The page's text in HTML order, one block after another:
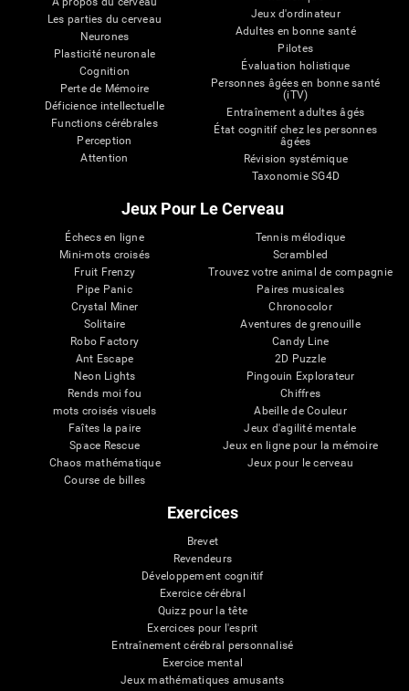
Les parties du cerveau
Neurones
Plasticité neuronale
Cognition
Perte de Mémoire
Déficience intellectuelle
Functions cérébrales
Perception
Attention
Jeux d'ordinateur
Adultes en bonne santé
Pilotes
Évaluation holistique
Personnes âgées en bonne santé
(iTV)
Entraînement adultes âgés
État cognitif chez les personnes
âgées
Révision systémique
Taxonomie SG4D
Jeux Pour Le Cerveau
Échecs en ligne
Mini-mots croisés
Fruit Frenzy
Pipe Panic
Crystal Miner
Solitaire
Robo Factory
Ant Escape
Neon Lights
Rends moi fou
mots croisés visuels
Faîtes la paire
Space Rescue
Chaos mathématique
Course de billes
Tennis mélodique
Scrambled
Trouvez votre animal de compagnie
Paires musicales
Chronocolor
Aventures de grenouille
Candy Line
2D Puzzle
Pingouin Explorateur
Chiffres
Abeille de Couleur
Jeux d'agilité mentale
Jeux en ligne pour la mémoire
Jeux pour le cerveau
Exercices
Brevet
Revendeurs
Développement cognitif
Exercice cérébral
Quizz pour la tête
Exercices pour l'esprit
Entraînement cérébral personnalisé
Exercice mental
Jeux mathématiques amusants